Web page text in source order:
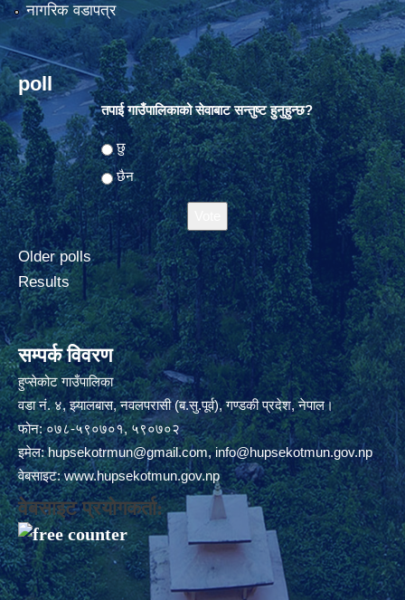
नागरिक वडापत्र
poll
तपाई गाउँपालिकाको सेवाबाट सन्तुष्ट हुनुहुन्छ?
Choices
छु
छैन
Older polls
Results
सम्पर्क विवरण
हुप्सेकोट गाउँपालिका
वडा नं. ४, झ्यालबास, नवलपरासी (ब.सु.पूर्व), गण्डकी प्रदेश, नेपाल।
फोन: ०७८-५९०७०१, ५९०७०२
इमेल:hupsekotrmun@gmail.com,info@hupsekotmun.gov.np
वेबसाइट:www.hupsekotmun.gov.np
वेबसाइट प्रयोगकर्ता: